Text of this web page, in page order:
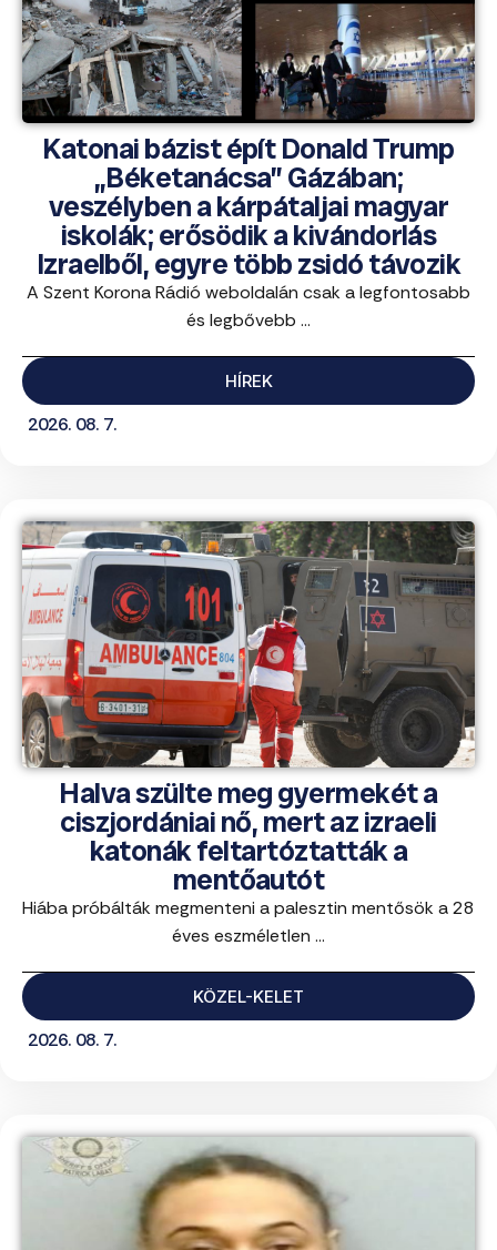
Katonai bázist épít Donald Trump
„Béketanácsa” Gázában;
veszélyben a kárpátaljai magyar
iskolák; erősödik a kivándorlás
Izraelből, egyre több zsidó távozik
A Szent Korona Rádió weboldalán csak a legfontosabb
és legbővebb ...
HÍREK
2026. 08. 7.
Halva szülte meg gyermekét a
ciszjordániai nő, mert az izraeli
katonák feltartóztatták a
mentőautót
Hiába próbálták megmenteni a palesztin mentősök a 28
éves eszméletlen ...
KÖZEL-KELET
2026. 08. 7.